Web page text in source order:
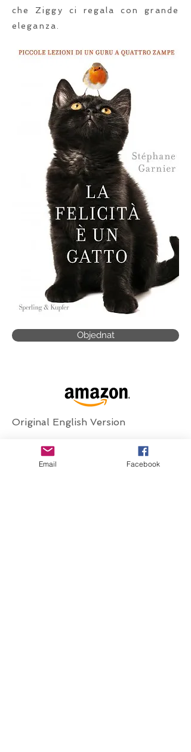
che Ziggy ci regala con grande
eleganza.
Objednat
Original English Version
Email Facebook